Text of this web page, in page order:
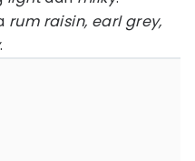
rum raisin, earl grey,
.